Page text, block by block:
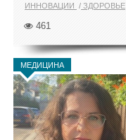
ИННОВАЦИИ ЗДОРОВЬЕ
461
МЕДИЦИНА